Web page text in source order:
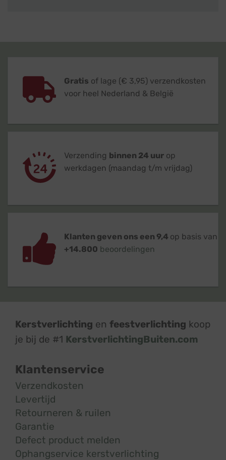
Gratis of lage (€ 3,95) verzendkosten
voor heel Nederland & België
Verzending binnen 24 uur op
werkdagen (maandag t/m vrijdag)
Klanten geven ons een 9,4 op basis van
+14.800 beoordelingen
Kerstverlichting en feestverlichting koop
je bij de #1 KerstverlichtingBuiten.com
Klantenservice
Verzendkosten
Levertijd
Retourneren & ruilen
Garantie
Defect product melden
Ophangservice kerstverlichting